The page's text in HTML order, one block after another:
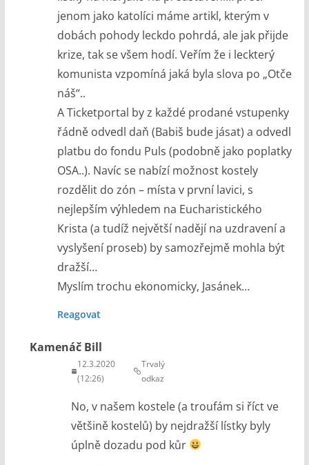
jenom jako katolíci máme artikl, kterým v
dobách pohody leckdo pohrdá, ale jak přijde
krize, tak se všem hodí. Veřím že i leckterý
komunista vzpomíná jaká byla slova po „Otče
náš“..
A Ticketportal by z každé prodané vstupenky
řádně odvedl daň (Babiš bude jásat) a odvedl
platbu do fondu Puls (podobně jako poplatky
OSA..). Navíc se nabízí možnost kostely
rozdělit do zón – místa v první lavici, s
nejlepším výhledem na Eucharistického
Krista (a tudíž největší nadějí na uzdravení a
vyslyšení proseb) by samozřejmě mohla být
dražší…
Myslím trochu ekonomicky, Jasánek…
Reagovat
Kamenáč Bill
12.3.2020
(12:26)
Trvalý
odkaz
No, v našem kostele (a troufám si říct ve
většině kostelů) by nejdražší lístky byly
úplně dozadu pod kůr